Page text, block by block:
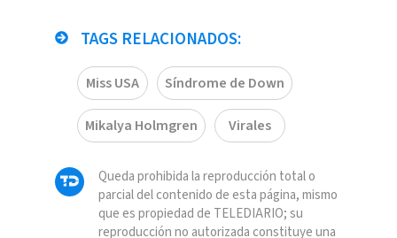
TAGS RELACIONADOS:
Miss USA Síndrome de Down
Mikalya Holmgren Virales
Queda prohibida la reproducción total o
parcial del contenido de esta página, mismo
que es propiedad de TELEDIARIO; su
reproducción no autorizada constituye una